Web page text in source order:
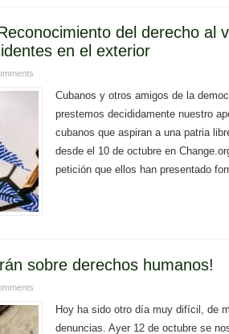
del derecho al
en el exterior
Cubanos y otros amigos de la
prestemos decididamente nuestro
cubanos que aspiran a una patria
desde el 10 de octubre en
petición que ellos han presentado
sobre derechos humanos!
Hoy ha sido otro día muy difícil, de
denuncias. Ayer 12 de octubre se